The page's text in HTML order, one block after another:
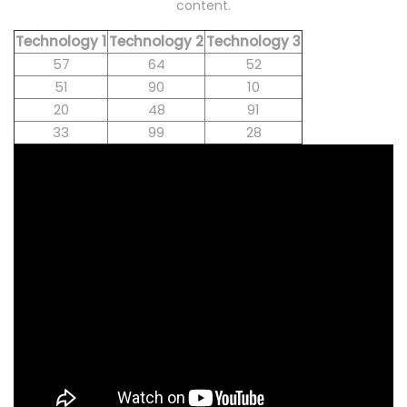
content.
Technology 1Technology 2Technology 3
57
64
52
51
90
10
20
48
91
33
99 28